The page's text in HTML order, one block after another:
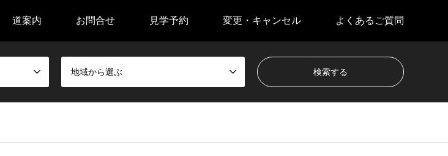
道案内 お問合せ 見学予約 変更・キャンセル よくあるご質問
地域から選ぶ